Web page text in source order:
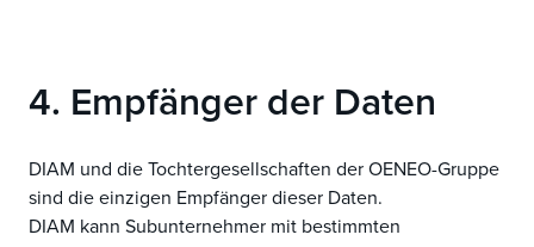
4. Empfänger der Daten
DIAM und die Tochtergesellschaften der OENEO-Gruppe
sind die einzigen Empfänger dieser Daten.
DIAM kann Subunternehmer mit bestimmten